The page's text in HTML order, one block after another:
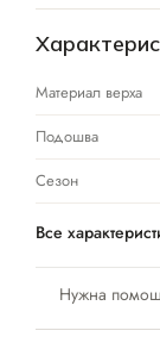
Нужна
Материал верха
Подошва
Сезон
Все